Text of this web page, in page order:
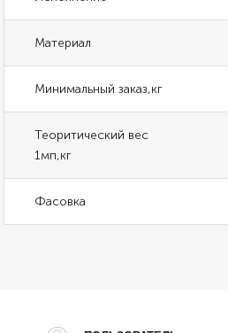
Материал
Минимальный заказ,кг
Теоритический вес
1мп,кг
Фасовка